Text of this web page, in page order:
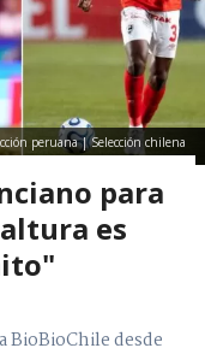
peruana | Selección chilena
para
es
BioBioChile desde